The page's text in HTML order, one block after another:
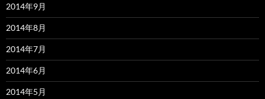
2014年9月
2014年8月
2014年7月
2014年6月
2014年5月